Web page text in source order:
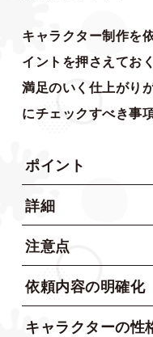
キャラクター制作を
イントを押さえてお
満足のいく仕上がり
にチェックすべき事
ポイント
詳細
注意点
依頼内容の明確化
キャラクターの性